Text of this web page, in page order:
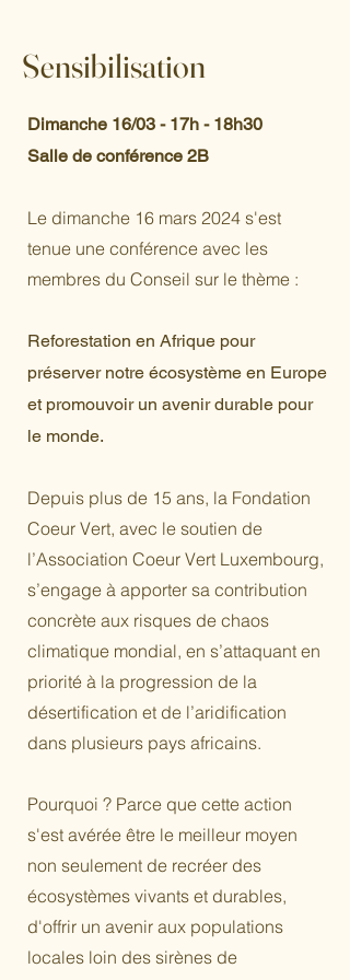
Sensibilisation
Dimanche 16/03 - 17h - 18h30
Salle de conférence 2B
Le dimanche 16 mars 2024 s'est
tenue une conférence avec les
membres du Conseil sur le thème :
Reforestation en Afrique pour
préserver notre écosystème en Europe
et promouvoir un avenir durable pour
le monde.
Depuis plus de 15 ans, la Fondation
Coeur Vert, avec le soutien de
l’Association Coeur Vert Luxembourg,
s’engage à apporter sa contribution
concrète aux risques de chaos
climatique mondial, en s’attaquant en
priorité à la progression de la
désertification et de l’aridification
dans plusieurs pays africains.
Pourquoi ? Parce que cette action
s'est avérée être le meilleur moyen
non seulement de recréer des
écosystèmes vivants et durables,
d'offrir un avenir aux populations
locales loin des sirènes de